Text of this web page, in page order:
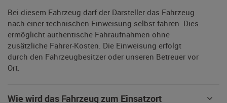
Bei diesem Fahrzeug darf der Darsteller das Fahrzeug
nach einer technischen Einweisung selbst fahren. Dies
ermöglicht authentische Fahraufnahmen ohne
zusätzliche Fahrer-Kosten. Die Einweisung erfolgt
durch den Fahrzeugbesitzer oder unseren Betreuer vor
Ort.
Wie wird das Fahrzeug zum Einsatzort